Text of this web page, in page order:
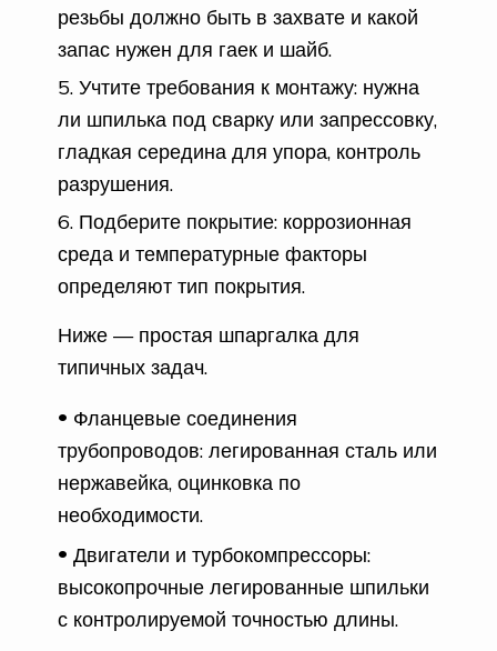
резьбы должно быть в захвате и какой
запас нужен для гаек и шайб.
Учтите требования к монтажу: нужна
ли шпилька под сварку или запрессовку,
гладкая середина для упора, контроль
разрушения.
Подберите покрытие: коррозионная
среда и температурные факторы
определяют тип покрытия.
Ниже — простая шпаргалка для
типичных задач.
Фланцевые соединения
трубопроводов: легированная сталь или
нержавейка, оцинковка по
необходимости.
Двигатели и турбокомпрессоры:
высокопрочные легированные шпильки
с контролируемой точностью длины.